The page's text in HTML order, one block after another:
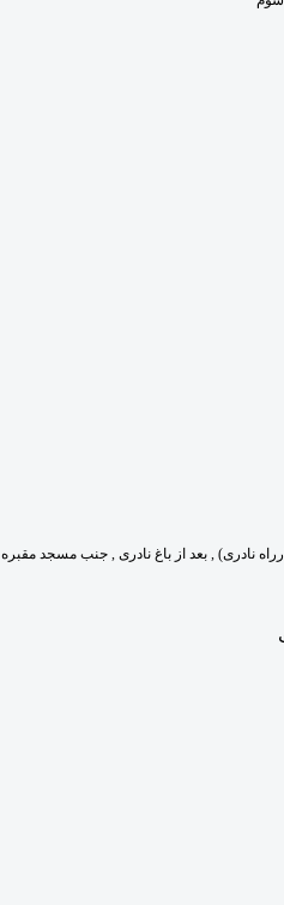
نادری) , بعد از باغ نادری , جنب مسجد مقبره